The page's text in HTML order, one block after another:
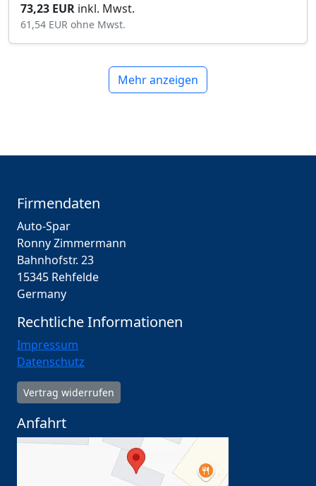
73,23 EUR inkl. Mwst.
61,54 EUR ohne Mwst.
Mehr anzeigen
Firmendaten
Auto-Spar
Ronny Zimmermann
Bahnhofstr. 23
15345 Rehfelde
Germany
Rechtliche Informationen
Impressum
Datenschutz
Vertrag widerrufen
Anfahrt